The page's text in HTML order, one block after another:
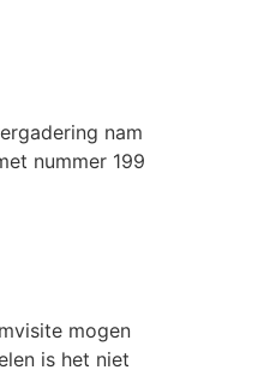
nam
nummer 199
mogen
is het niet